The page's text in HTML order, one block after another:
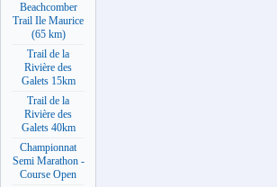
Beachcomber
Trail Ile Maurice
(65 km)
Trail de la
Rivière des
Galets 15km
Trail de la
Rivière des
Galets 40km
Championnat
Semi Marathon -
Course Open